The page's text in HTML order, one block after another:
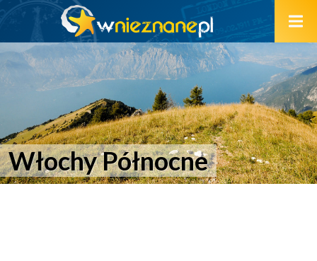
Włochy Północne